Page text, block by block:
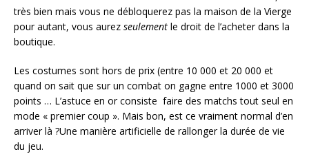
très bien mais vous ne débloquerez pas la maison de la Vierge
pour autant, vous aurez seulement le droit de l’acheter dans la
boutique.
Les costumes sont hors de prix (entre 10 000 et 20 000 et
quand on sait que sur un combat on gagne entre 1000 et 3000
points … L’astuce en or consiste faire des matchs tout seul en
mode « premier coup ». Mais bon, est ce vraiment normal d’en
arriver là ?Une manière artificielle de rallonger la durée de vie
du jeu.